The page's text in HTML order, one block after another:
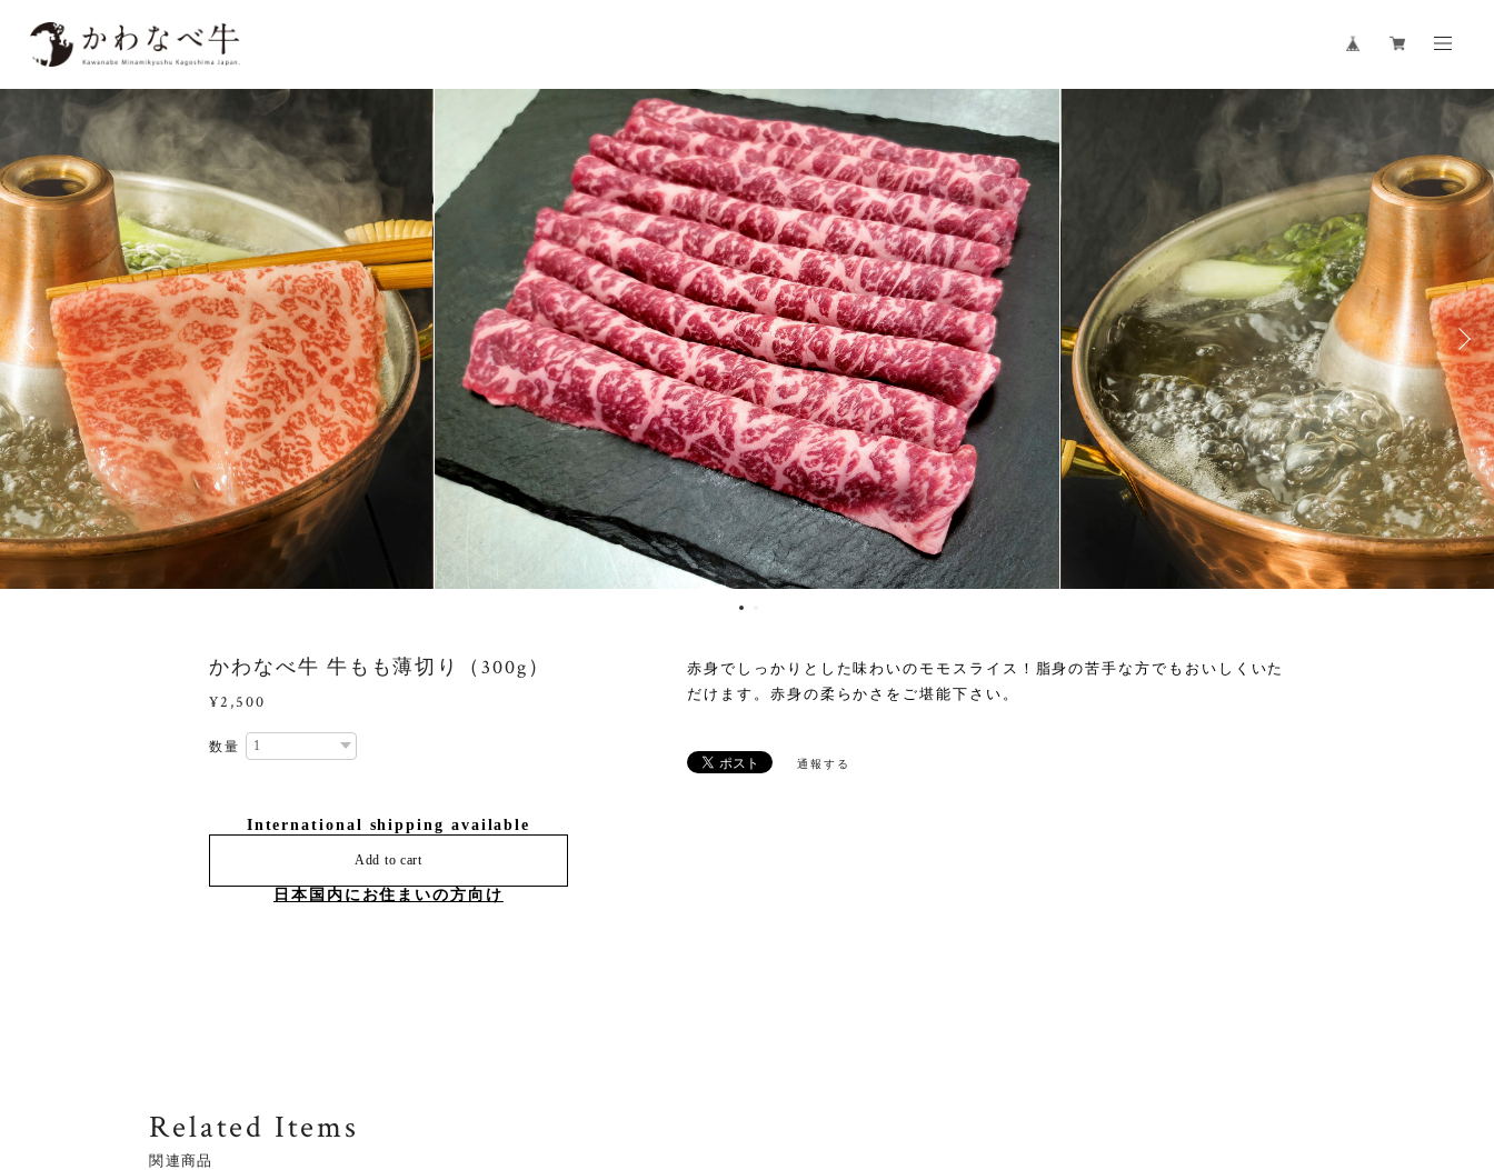
かわなべ牛 牛もも薄切り（300g）
¥2,500
数量
International shipping available
Add to cart
日本国内にお住まいの方向け
赤身でしっかりとした味わいのモモスライス！脂身の苦手な方でもおいしくいた
だけます。赤身の柔らかさをご堪能下さい。
通報する
Related Items
関連商品